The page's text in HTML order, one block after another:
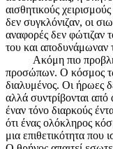
αισθητικούς
δεν συγκλόνιζαν, οι
αναφορές δεν φώτιζαν
του και αποδυνάμωναν
Ακόμη πιο
προσώπων. Ο κόσμος
διαλυμένος. Οι ήρωες
αλλά συντρίβονται
έναν τόνο διαρκούς
ότι ένας ολόκληρος
μια επιθετικότητα που